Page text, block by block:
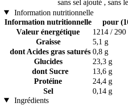
sans sel ajouté , sans
Information nutritionnelle
Information nutritionnelle
pour
Valeur énergétique
1214 /
Graisse
5,1 g
dont Acides gras saturés 0,8 g
Glucides
23,3 g
dont Sucre
13,6 g
Protéine
24,4 g
Sel
0,14 g
Ingrédients